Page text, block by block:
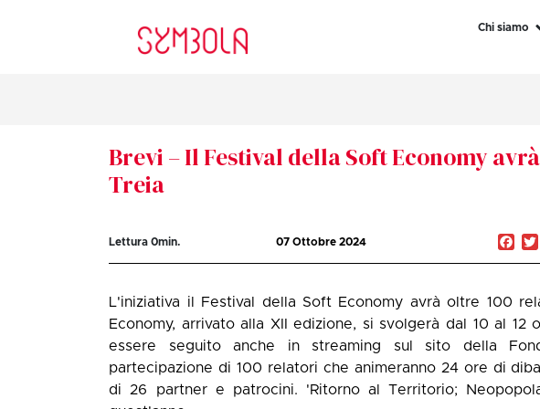
Chi siamo
Brevi – Il Festival della Soft Economy
Treia
Lettura0min. 07 Ottobre 2024
L'iniziativa il Festival della Soft Economy avrà oltre 100
Economy, arrivato alla XII edizione, si svolgerà dal 10 al
essere seguito anche in streaming sul sito della
partecipazione di 100 relatori che animeranno 24 ore di
di 26 partner e patrocini. 'Ritorno al Territorio;